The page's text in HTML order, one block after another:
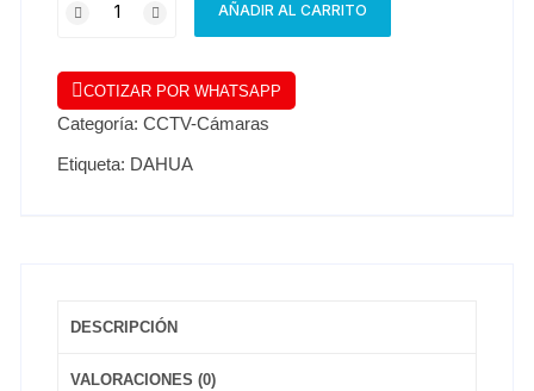
AÑADIR AL CARRITO
COTIZAR POR WHATSAPP
Categoría:CCTV-Cámaras
Etiqueta: DAHUA
DESCRIPCIÓN
VALORACIONES (0)